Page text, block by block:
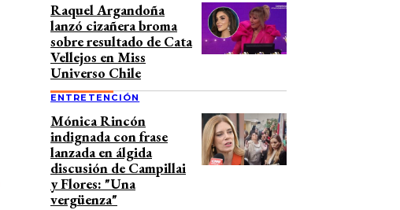
Raquel Argandoña
lanzó cizañera broma
sobre resultado de Cata
Vellejos en Miss
Universo Chile
ENTRETENCIÓN
Mónica Rincón
indignada con frase
lanzada en álgida
discusión de Campillai
y Flores: "Una
vergüenza"